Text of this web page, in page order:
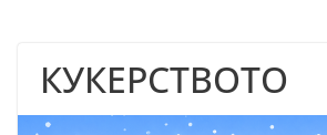
КУКЕРСТВОТО